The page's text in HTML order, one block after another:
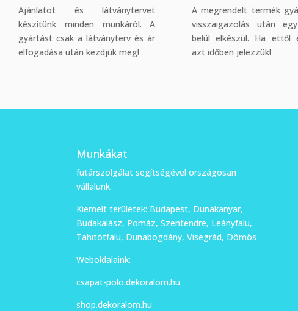
Ajánlatot és látványtervet
készítünk minden munkáról. A
gyártást csak a látványterv és ár
elfogadása után kezdjük meg!
A megrendelt termék
visszaigazolás után
belül elkészül. Ha ettől
azt időben jelezzük!
Munkákat
futárszolgálat segítségével országosan
vállalunk.
Kiemelt területek: Budapest, Dunakanyar,
Budakalász, Pomáz, Szentendre, Leányfalu,
Tahitótfalu, Dunabogdány, Visegrád, Dömös
Weboldalaink:
csapat-polo.dekoralom.hu
shop.dekoralom.hu